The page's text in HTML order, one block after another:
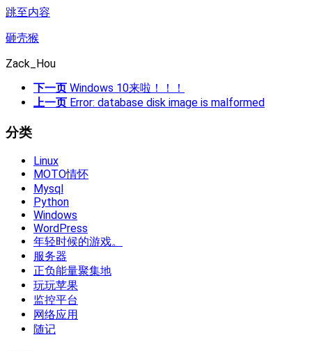
跳至内容
砸壳猴
Zack_Hou
下一页 Windows 10来啦！！！
上一页 Error: database disk image is malformed
分类
Linux
MOTO情怀
Mysql
Python
Windows
WordPress
年轻时候的游戏。
服务器
正负能量聚集地
玩玩苹果
监控平台
网络应用
随记